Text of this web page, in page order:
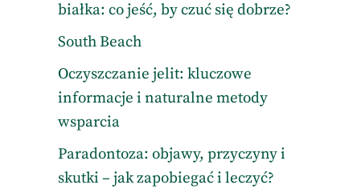
białka: co jeść, by czuć się dobrze?
South Beach
Oczyszczanie jelit: kluczowe
informacje i naturalne metody
wsparcia
Paradontoza: objawy, przyczyny i
skutki – jak zapobiegać i leczyć?